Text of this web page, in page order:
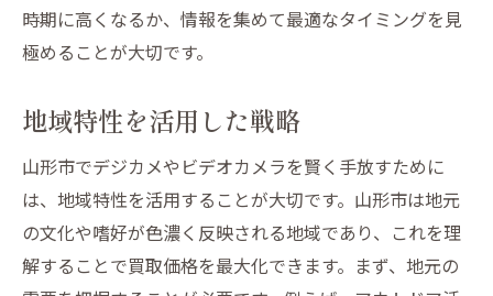
時期に高くなるか、情報を集めて最適なタイミングを見
極めることが大切です。
地域特性を活用した戦略
山形市でデジカメやビデオカメラを賢く手放すために
は、地域特性を活用することが大切です。山形市は地元
の文化や嗜好が色濃く反映される地域であり、これを理
解することで買取価格を最大化できます。まず、地元の